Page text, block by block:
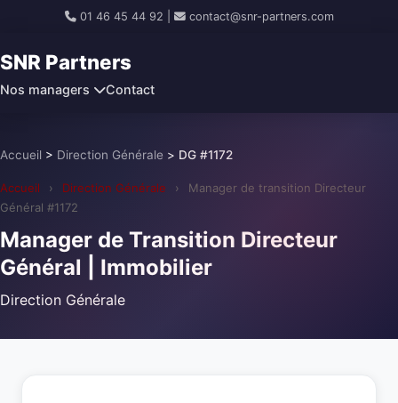
01 46 45 44 92 contact@snr-partners.com
SNR Partners
Nos managers Contact
Accueil > Direction Générale > DG #1172
Accueil › Direction Générale ›
Manager de transition Directeur
Général #1172
Manager de Transition Directeur
Général | Immobilier
Direction Générale